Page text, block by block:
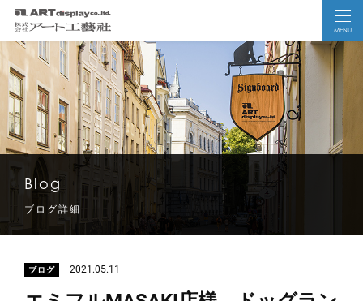
MENU
Blog
ブログ詳細
ブログ 2021.05.11